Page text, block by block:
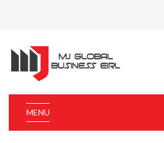
MENU